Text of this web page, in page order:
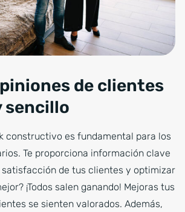
de clientes
sencillo
constructivo es fundamental para los
Te proporciona información clave
de tus clientes y optimizar
¡Todos salen ganando! Mejoras tus
se sienten valorados. Además,